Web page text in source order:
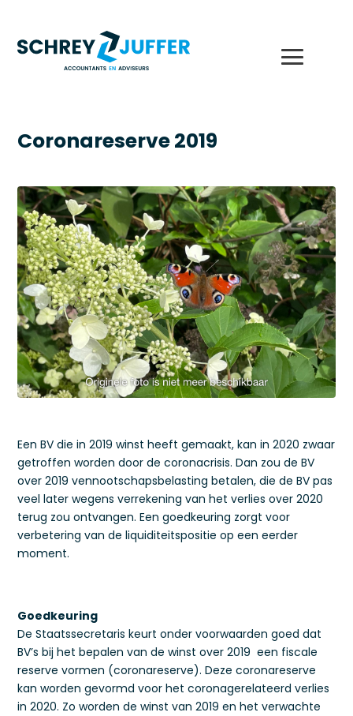
Coronareserve 2019
Een BV die in 2019 winst heeft gemaakt, kan in 2020 zwaar
getroffen worden door de coronacrisis. Dan zou de BV
over 2019 vennootschapsbelasting betalen, die de BV pas
veel later wegens verrekening van het verlies over 2020
terug zou ontvangen. Een goedkeuring zorgt voor
verbetering van de liquiditeitspositie op een eerder
moment.
Goedkeuring
De Staatssecretaris keurt onder voorwaarden goed dat
BV’s bij het bepalen van de winst over 2019 een fiscale
reserve vormen (coronareserve). Deze coronareserve
kan worden gevormd voor het coronagerelateerd verlies
in 2020. Zo worden de winst van 2019 en het verwachte